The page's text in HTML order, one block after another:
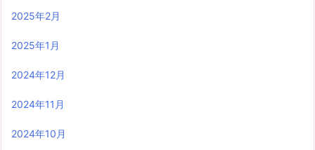
2025年2月
2025年1月
2024年12月
2024年11月
2024年10月